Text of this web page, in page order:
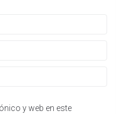
y web en este